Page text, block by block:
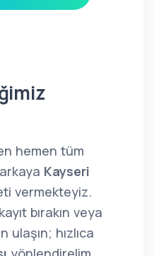
hemen tüm
Kayseri
vermekteyiz.
bırakın veya
ulaşın; hızlıca